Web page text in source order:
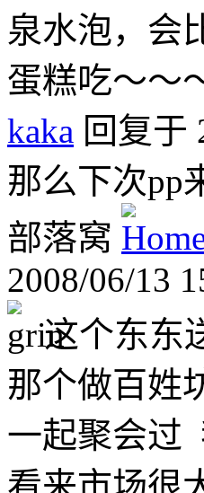
泉水泡，会
蛋糕吃～～
kaka 回复于
那么下次pp
部落窝
2008/06/13
这个东东
那个做百姓
一起聚会过
看来市场很